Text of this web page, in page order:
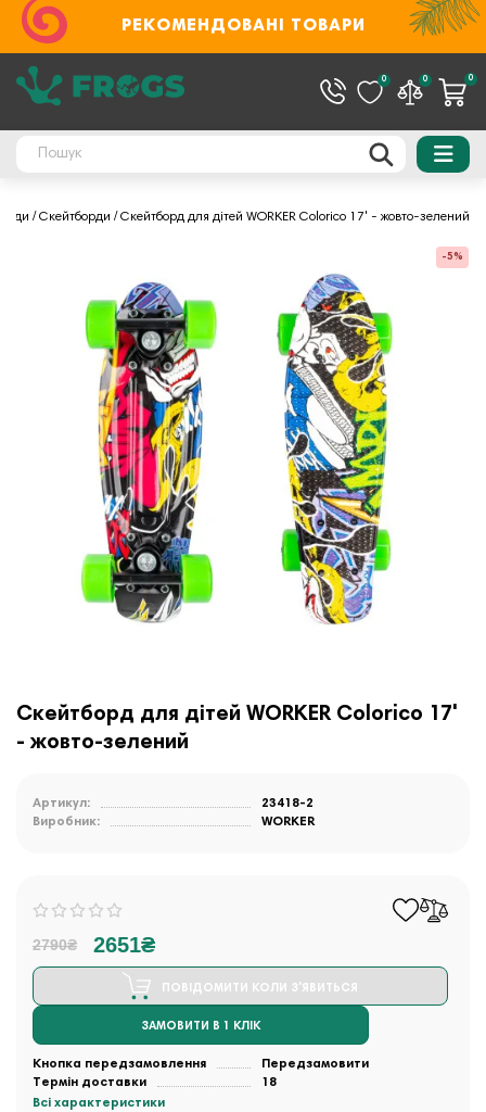
РЕКОМЕНДОВАНІ ТОВАРИ
0 0 0
Скейтборди Скейтборд для дітей WORKER Colorico 17' - жовто-зелений
-5%
Скейтборд для дітей WORKER Colorico 17'
- жовто-зелений
Артикул:
23418-2
Виробник:
WORKER
2790₴ 2651₴
ПОВІДОМИТИ КОЛИ З'ЯВИТЬСЯ
ЗАМОВИТИ В 1 КЛІК
Кнопка передзамовлення
Передзамовити
Термін доставки
18
Всі характеристики